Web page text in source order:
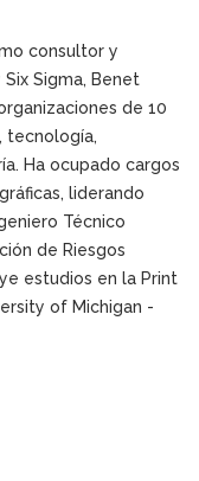
consultor y
Sigma, Benet
de 10
tecnología,
Ha ocupado cargos
liderando
Técnico
de Riesgos
estudios en la Print
of Michigan -